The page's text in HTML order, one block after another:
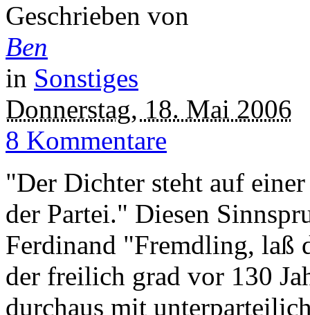
Geschrieben von
Ben
in Sonstiges
Donnerstag, 18. Mai 2006
8 Kommentare
"Der Dichter steht auf
der Partei." Diesen
Ferdinand "Fremdling, laß
der freilich grad vor 130
durchaus mit